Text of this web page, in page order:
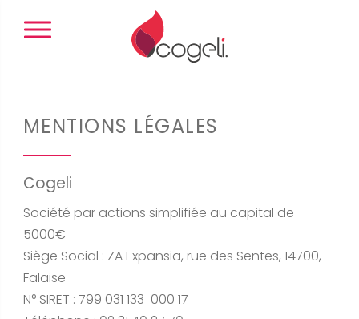
Panneau de gestion des cookies
MENTIONS LÉGALES
Cogeli
Société par actions simplifiée au capital de
5000€
Siège Social : ZA Expansia, rue des Sentes, 14700,
Falaise
N° SIRET : 799 031 133 000 17